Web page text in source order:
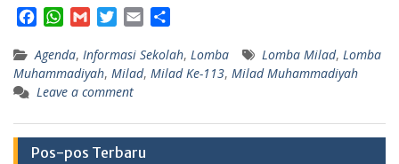
c
e
b
o
k
W
a
t
s
p
p
a
i
l
i
t
t
r
a
i
a
r
Agenda, Informasi Sekolah, Lomba Lomba Milad, Lomba
Muhammadiyah, Milad, Milad Ke-113, Milad Muhammadiyah
Leave a comment
Pos-pos Terbaru